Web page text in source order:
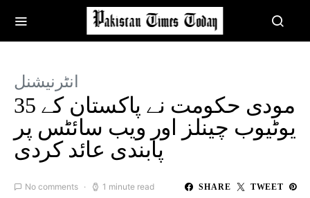
انٹرنیشنل
مودی حکومت نے پاکستان کے 35
یوٹیوب چینلز اور ویب سائٹس پر
پابندی عائد کردی
No comments 1 minute read SHARE TWEET